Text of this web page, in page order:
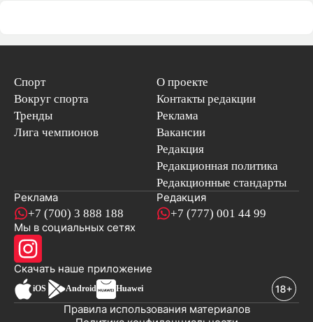
Спорт
Вокруг спорта
Тренды
Лига чемпионов
О проекте
Контакты редакции
Реклама
Вакансии
Редакция
Редакционная политика
Редакционные стандарты
Реклама
+7 (700) 3 888 188
Редакция
+7 (777) 001 44 99
Мы в социальных сетях
Скачать наше приложениеновостей
iOS Android Huawei
Правила использования материалов